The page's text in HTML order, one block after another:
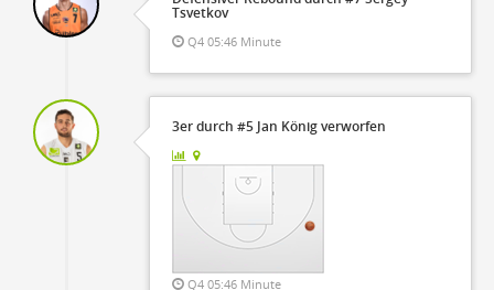
Tsvetkov
Q4 05:46 Minute
3er durch #5 Jan König verworfen
Q4 05:46 Minute